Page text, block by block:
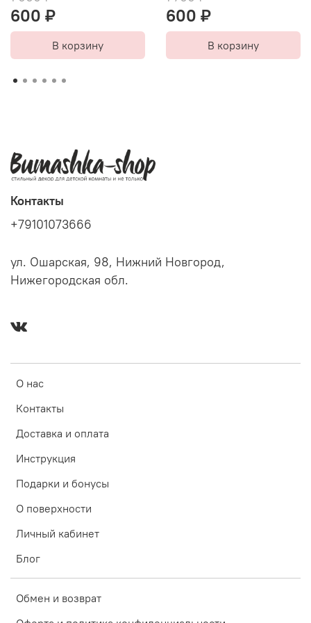
600 ₽
В корзину
600 ₽
В корзину
О нас
Контакты
Доставка и оплата
Инструкция
Подарки и бонусы
О поверхности
Личный кабинет
Блог
Обмен и возврат
Контакты
+79101073666
ул. Ошарская, 98, Нижний Новгород,
Нижегородская обл.